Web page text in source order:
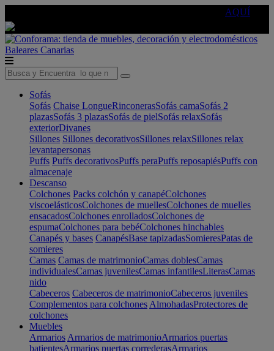
AQUÍ
Baleares Canarias
Sofás
Sofás Chaise LongueRinconerasSofás camaSofás 2
plazasSofás 3 plazasSofás de pielSofás relaxSofás
exteriorDivanes
Sillones Sillones decorativosSillones relaxSillones relax
levantapersonas
Puffs Puffs decorativosPuffs peraPuffs reposapiésPuffs con
almacenaje
Descanso
Colchones Packs colchón y canapéColchones
viscoelásticosColchones de muellesColchones de muelles
ensacadosColchones enrolladosColchones de
espumaColchones para bebéColchones hinchables
Canapés y bases CanapésBase tapizadasSomieresPatas de
somieres
Camas Camas de matrimonioCamas doblesCamas
individualesCamas juvenilesCamas infantilesLiterasCamas
nido
Cabeceros Cabeceros de matrimonioCabeceros juveniles
Complementos para colchones AlmohadasProtectores de
colchones
Muebles
Armarios Armarios de matrimonioArmarios puertas
batientesArmarios puertas correderasArmarios